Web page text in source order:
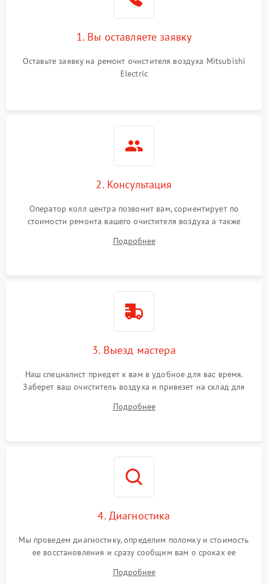
1. Вы оставляете заявку
Оставьте заявку на ремонт очистителя воздуха Mitsubishi
Electric
2. Консультация
Оператор колл центра позвонит вам, сориентирует по
стоимости ремонта вашего очистителя воздуха а также
Подробнее
3. Выезд мастера
Наш специалист приедет к вам в удобное для вас время.
Заберет ваш очиститель воздуха и привезет на склад для
Подробнее
4. Диагностика
Мы проведем диагностику, определим поломку и стоимость
ее восстановления и сразу сообщим вам о сроках ее
Подробнее